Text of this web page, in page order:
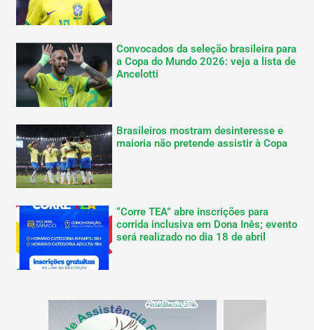
Convocados da seleção brasileira para
a Copa do Mundo 2026: veja a lista de
Ancelotti
Brasileiros mostram desinteresse e
maioria não pretende assistir à Copa
“Corre TEA” abre inscrições para
corrida inclusiva em Dona Inês; evento
será realizado no dia 18 de abril